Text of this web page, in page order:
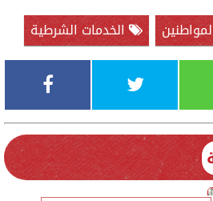
الخدمات الشرطية